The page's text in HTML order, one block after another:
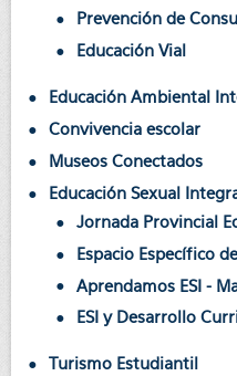
Prevención de
Educación Vial
Educación Ambiental
Convivencia escolar
Museos Conectados
Educación Sexual
Jornada Provincial
Espacio Específico
Aprendamos ESI -
ESI y Desarrollo
Turismo Estudiantil